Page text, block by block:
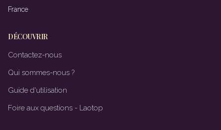
France
DÉCOUVRIR
Contactez-nous
Qui sommes-nous ?
Guide d'utilisation
Foire aux questions - Laotop